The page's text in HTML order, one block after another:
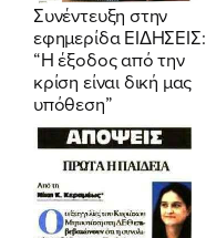
Συνέντευξη στην
εφημερίδα ΕΙΔΗΣΕΙΣ:
“Η έξοδος από την
κρίση είναι δική μας
υπόθεση”